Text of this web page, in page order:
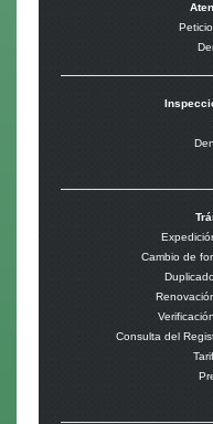
Cambio de
Consulta del